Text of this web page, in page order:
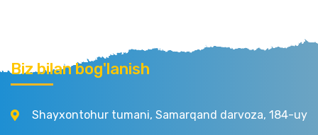
Biz bilan bog'lanish
Shayxontohur tumani, Samarqand darvoza, 184-uy